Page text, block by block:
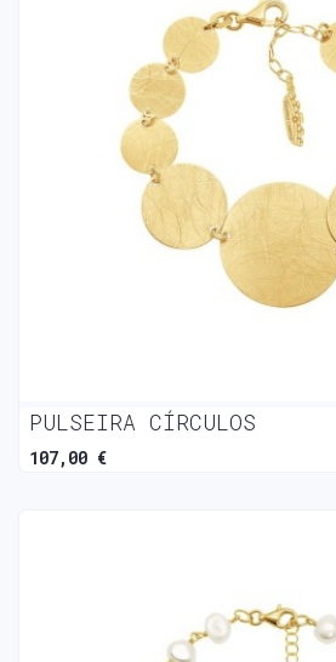
PULSEIRA CÍRCULOS
107,00 €